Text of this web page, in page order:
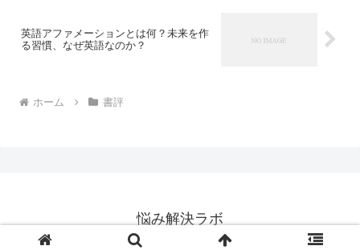
英語アファメーションとは何？未来を作
る習慣、なぜ英語なのか？
ホーム 書評
悩み解決ラボ
© 2016 悩み解決ラボ.